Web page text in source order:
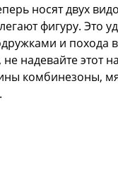
носят двух
фигуру. Это
и похода
надевайте этот
комбинезоны,